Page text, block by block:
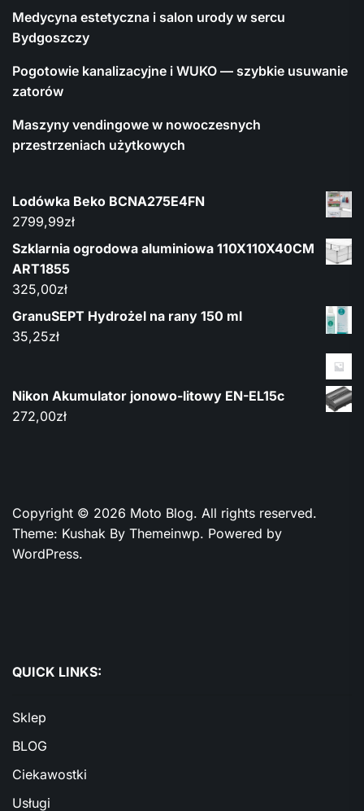
Medycyna estetyczna i salon urody w sercu
Bydgoszczy
Pogotowie kanalizacyjne i WUKO — szybkie usuwanie
zatorów
Maszyny vendingowe w nowoczesnych
przestrzeniach użytkowych
Lodówka Beko BCNA275E4FN
2799,99zł
Szklarnia ogrodowa aluminiowa 110X110X40CM
ART1855
325,00zł
GranuSEPT Hydrożel na rany 150 ml
35,25zł
Nikon Akumulator jonowo-litowy EN-EL15c
272,00zł
Copyright © 2026 Moto Blog. All rights reserved.
Theme: Kushak By Themeinwp. Powered by
WordPress.
QUICK LINKS:
Sklep
BLOG
Ciekawostki
Usługi